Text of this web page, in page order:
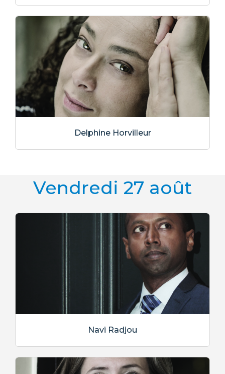
Delphine Horvilleur
Vendredi 27 août
Navi Radjou